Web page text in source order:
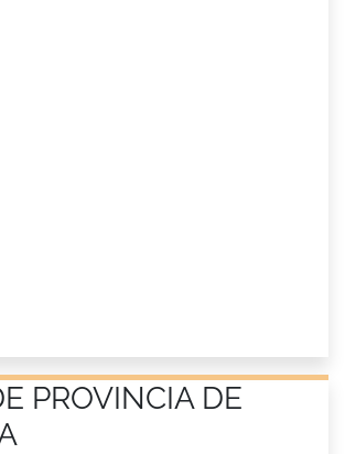
PROVINCIA DE